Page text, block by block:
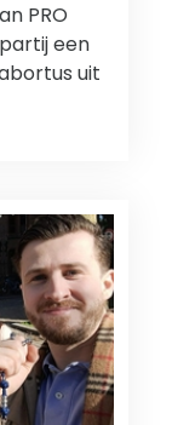
PRO
een
uit